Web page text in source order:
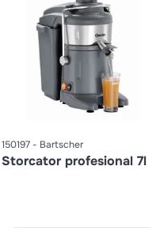
150197 Bartscher
Storcator profesional 7l